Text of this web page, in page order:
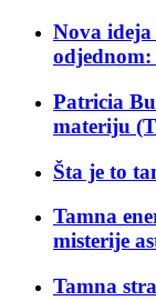
Nova
Patricia
materiju
Šta je to
Tamna
misterije
Tamna